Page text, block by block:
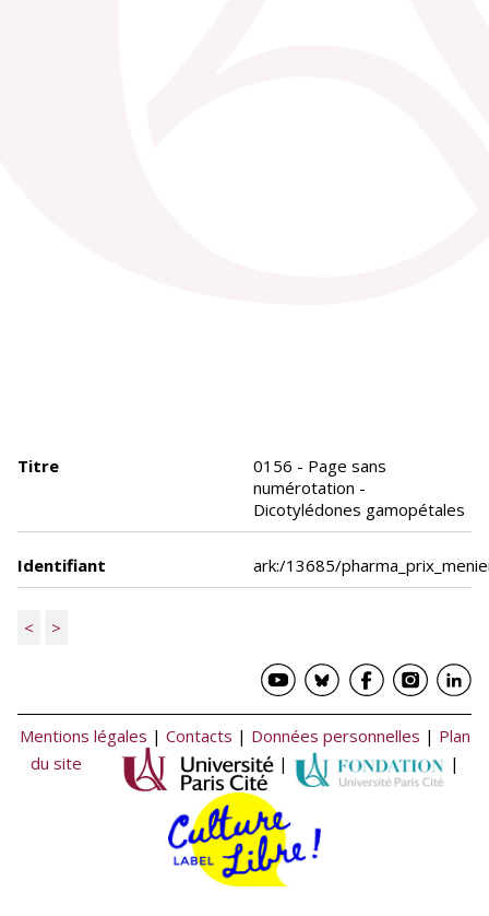
Titre
0156 - Page sans
numérotation -
Dicotylédones gamopétales
Identifiant ark:/13685/
< >
Mentions légales | Contacts | Données personnelles | Plan
du site
| |